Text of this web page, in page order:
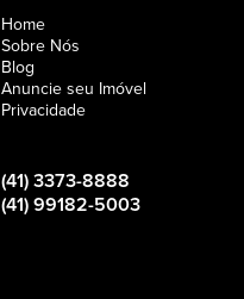
Home
Sobre Nós
Blog
Anuncie seu Imóvel
Privacidade
(41) 3373-8888
(41) 99182-5003